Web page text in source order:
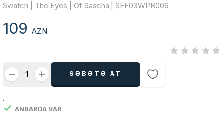
Swatch | The Eyes | Of Sascha | SEF03WPB006
109AZN
SƏBƏTƏ AT
.
ANBARDA VAR